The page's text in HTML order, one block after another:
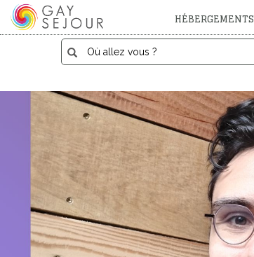
HÉBERGEMENTS